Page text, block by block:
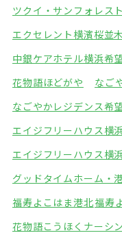
ツクイ・サンフォレス
エクセレント横濱桜並木
中銀ケアホテル横浜希
花物語ほどがや
なご
なごやかレジデンス希
エイジフリーハウス横
エイジフリーハウス横
グッドタイムホーム・
福寿よこはま港北福寿
花物語こうほくナーシ